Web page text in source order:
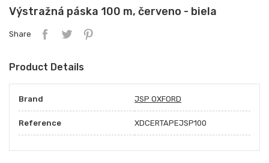
Výstražná páska 100 m, červeno - biela
Share
Product Details
Brand JSP OXFORD
Reference XDCERTAPEJSP100